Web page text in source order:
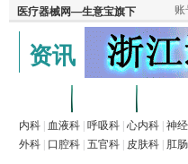
资讯
内科 血液科 呼吸科 心内科 神
外科
口腔科 五官科 皮肤科 肛